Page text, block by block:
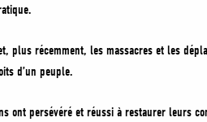
plus récemment, les massacres et les
d’un peuple.
ont persévéré et réussi à restaurer leurs